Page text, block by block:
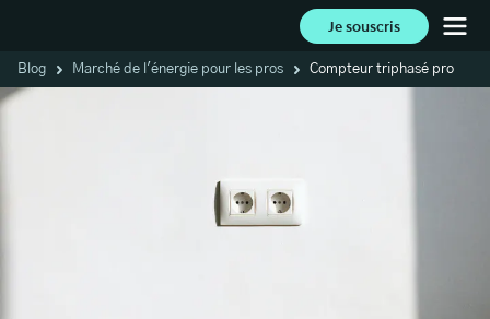
Je souscris
Blog Marché de l'énergie pour les pros Compteur triphasé pro